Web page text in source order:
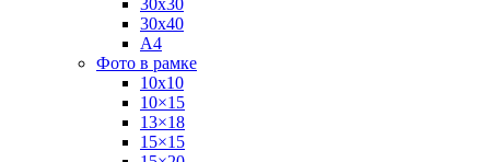
30х40
А4
Фото в рамке
10х10
10×15
13×18
15×15